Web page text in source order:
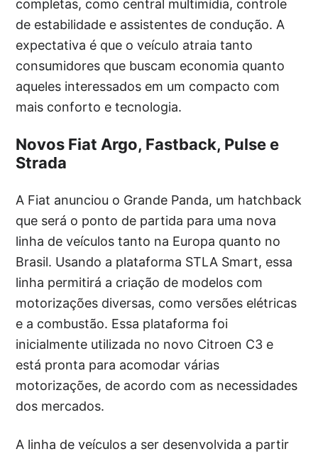
completas, como central multimídia, controle
de estabilidade e assistentes de condução. A
expectativa é que o veículo atraia tanto
consumidores que buscam economia quanto
aqueles interessados em um compacto com
mais conforto e tecnologia.
Novos Fiat Argo, Fastback, Pulse e
Strada
A Fiat anunciou o Grande Panda, um hatchback
que será o ponto de partida para uma nova
linha de veículos tanto na Europa quanto no
Brasil. Usando a plataforma STLA Smart, essa
linha permitirá a criação de modelos com
motorizações diversas, como versões elétricas
e a combustão. Essa plataforma foi
inicialmente utilizada no novo Citroen C3 e
está pronta para acomodar várias
motorizações, de acordo com as necessidades
dos mercados.
A linha de veículos a ser desenvolvida a partir